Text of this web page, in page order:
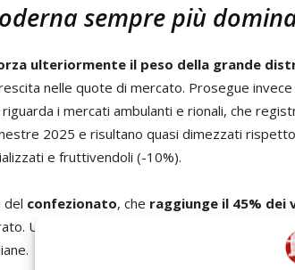
sempre più
ulteriormente il peso della grande
nelle quote di mercato. Prosegue invece
i mercati ambulanti e rionali, che
2025 e risultano quasi dimezzati
e fruttivendoli (-10%).
del confezionato, che raggiunge il 45% dei
Un segnale che conferma il crescente peso